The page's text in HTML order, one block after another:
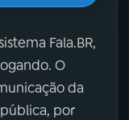
Fala.BR,
O
da
por